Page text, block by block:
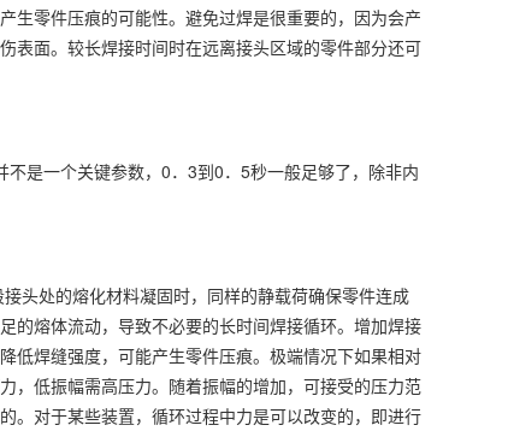
生零件压痕的可能性。避免过焊是很重要的，因为会产
表面。较长焊接时间时在远离接头区域的零件部分还可
是一个关键参数，0．3到0．5秒一般足够了，除非内
处的熔化材料凝固时，同样的静载荷确保零件连成
的熔体流动，导致不必要的长时间焊接循环。增加焊接
低焊缝强度，可能产生零件压痕。极端情况下如果相对
，低振幅需高压力。随着振幅的增加，可接受的压力范
。对于某些装置，循环过程中力是可以改变的，即进行